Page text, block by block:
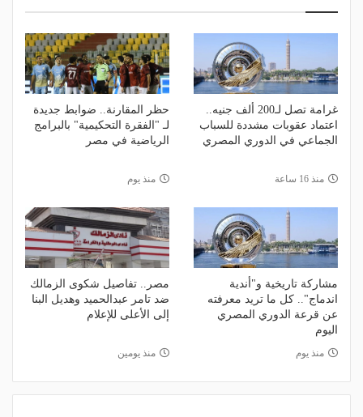
غرامة تصل لـ200 ألف جنيه..
اعتماد عقوبات مشددة للسباب
الجماعي في الدوري المصري
منذ 16 ساعة
حظر المقارنة.. ضوابط جديدة
لـ "الفقرة التحكيمية" بالبرامج
الرياضية في مصر
منذ يوم
مشاركة تاريخية و"أندية
اندماج".. كل ما تريد معرفته
عن قرعة الدوري المصري
اليوم
منذ يوم
مصر.. تفاصيل شكوى الزمالك
ضد تامر عبدالحميد وهديل البنا
إلى الأعلى للإعلام
منذ يومين